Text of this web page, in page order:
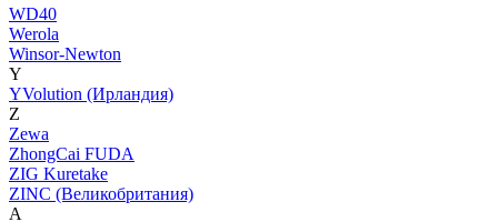
WD40
Werola
Winsor-Newton
Y
YVolution (Ирландия)
Z
Zewa
ZhongCai FUDA
ZIG Kuretake
ZINC (Великобритания)
А